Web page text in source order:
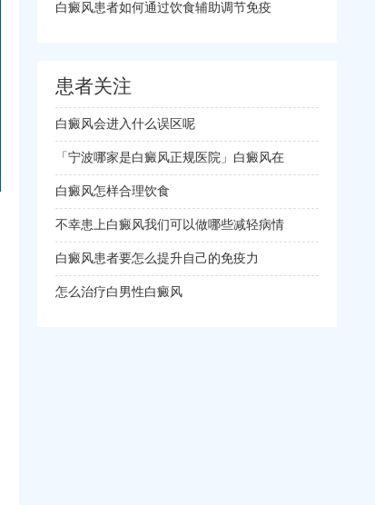
白癜风患者如何通过饮食辅助调节免疫
患者关注
白癜风会进入什么误区呢
「宁波哪家是白癜风正规医院」白癜风在
白癜风怎样合理饮食
不幸患上白癜风我们可以做哪些减轻病情
白癜风患者要怎么提升自己的免疫力
怎么治疗白男性白癜风